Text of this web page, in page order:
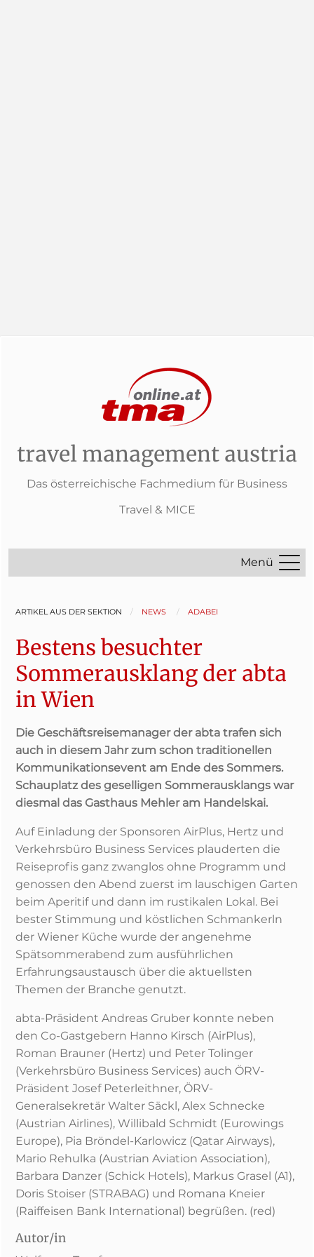
travel management austria
Das österreichische Fachmedium für Business
Travel & MICE
Menü
ARTIKEL AUS DER SEKTION NEWS ADABEI
Bestens besuchter
Sommerausklang der abta
in Wien
Die Geschäftsreisemanager der abta trafen sich
auch in diesem Jahr zum schon traditionellen
Kommunikationsevent am Ende des Sommers.
Schauplatz des geselligen Sommerausklangs war
diesmal das Gasthaus Mehler am Handelskai.
Auf Einladung der Sponsoren AirPlus, Hertz und
Verkehrsbüro Business Services plauderten die
Reiseprofis ganz zwanglos ohne Programm und
genossen den Abend zuerst im lauschigen Garten
beim Aperitif und dann im rustikalen Lokal. Bei
bester Stimmung und köstlichen Schmankerln
der Wiener Küche wurde der angenehme
Spätsommerabend zum ausführlichen
Erfahrungsaustausch über die aktuellsten
Themen der Branche genutzt.
abta-Präsident Andreas Gruber konnte neben
den Co-Gastgebern Hanno Kirsch (AirPlus),
Roman Brauner (Hertz) und Peter Tolinger
(Verkehrsbüro Business Services) auch ÖRV-
Präsident Josef Peterleithner, ÖRV-
Generalsekretär Walter Säckl, Alex Schnecke
(Austrian Airlines), Willibald Schmidt (Eurowings
Europe), Pia Bröndel-Karlowicz (Qatar Airways),
Mario Rehulka (Austrian Aviation Association),
Barbara Danzer (Schick Hotels), Markus Grasel (A1),
Doris Stoiser (STRABAG) und Romana Kneier
(Raiffeisen Bank International) begrüßen. (red)
Autor/in